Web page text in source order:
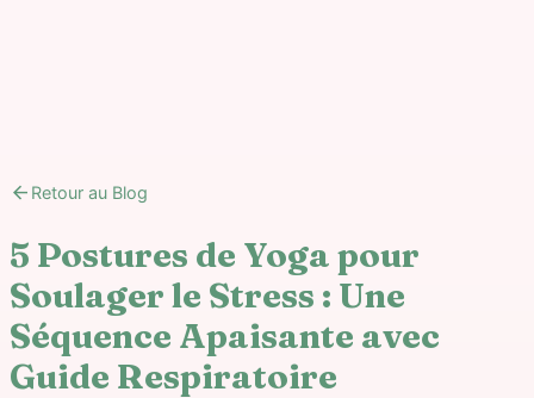
arrow_back Retour au Blog
5 Postures de Yoga pour
Soulager le Stress : Une
Séquence Apaisante avec
Guide Respiratoire